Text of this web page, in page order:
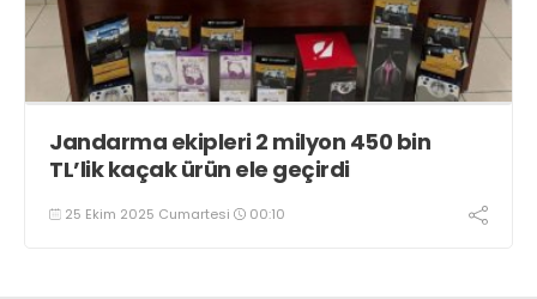
Jandarma ekipleri 2 milyon 450 bin
TL’lik kaçak ürün ele geçirdi
25 Ekim 2025 Cumartesi 00:10